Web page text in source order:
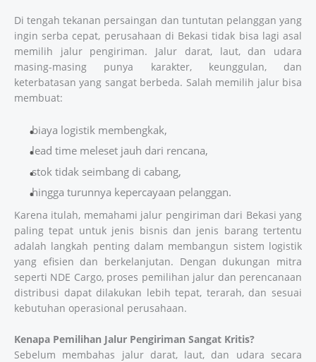
Di tengah tekanan persaingan dan tuntutan pelanggan yang
ingin serba cepat, perusahaan di Bekasi tidak bisa lagi asal
memilih jalur pengiriman. Jalur darat, laut, dan udara
masing-masing punya karakter, keunggulan, dan
keterbatasan yang sangat berbeda. Salah memilih jalur bisa
membuat:
biaya logistik membengkak,
lead time meleset jauh dari rencana,
stok tidak seimbang di cabang,
hingga turunnya kepercayaan pelanggan.
Karena itulah, memahami jalur pengiriman dari Bekasi yang
paling tepat untuk jenis bisnis dan jenis barang tertentu
adalah langkah penting dalam membangun sistem logistik
yang efisien dan berkelanjutan. Dengan dukungan mitra
seperti NDE Cargo, proses pemilihan jalur dan perencanaan
distribusi dapat dilakukan lebih tepat, terarah, dan sesuai
kebutuhan operasional perusahaan.
Kenapa Pemilihan Jalur Pengiriman Sangat Kritis?
Sebelum membahas jalur darat, laut, dan udara secara